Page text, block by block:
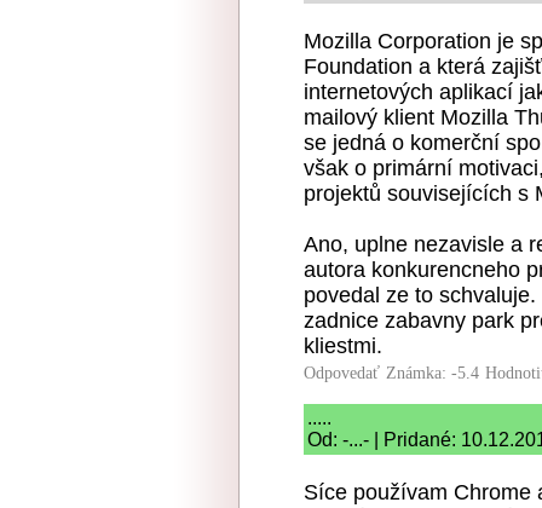
Mozilla Corporation je
Foundation a která
internetových aplikací
mailový klient Mozilla
se jedná o komerční
však o primární
projektů souvisejících s
Ano, uplne nezavisle a
autora konkurencneho
povedal ze to
zadnice zabavny park
kliestmi.
Odpovedať Známka: -5.4
.....
Od: -...- | Pridané:
Síce používam Chrome